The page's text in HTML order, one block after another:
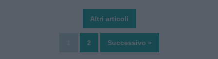
Altri articoli
2 Successivo »